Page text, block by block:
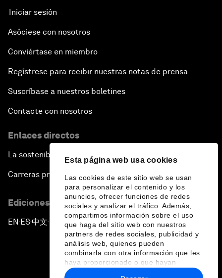
Esta página web usa cookies
Las cookies de este sitio web se usan
para personalizar el contenido y los
anuncios, ofrecer funciones de redes
sociales y analizar el tráfico. Además,
compartimos información sobre el uso
que haga del sitio web con nuestros
partners de redes sociales, publicidad y
análisis web, quienes pueden
combinarla con otra información que les
haya proporcionado o que hayan
recopilado a partir del uso que haya
Iniciar sesión
Asóciese con nosotros
Conviértase en miembro
Regístrese para recibir nuestras notas de prensa
Suscríbase a nuestros boletines
Contacte con nosotros
Enlaces directos
La sostenibilidad en el Foro
Carreras profesionales
Ediciones en otros idiomas
EN ▪ES▪中文▪ 日本語